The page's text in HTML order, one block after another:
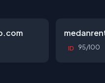
ID 95/100